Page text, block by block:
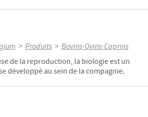
> Produits > Bovins-Ovins-Caprins
de la reproduction, la biologie est un
développé au sein de la compagnie.